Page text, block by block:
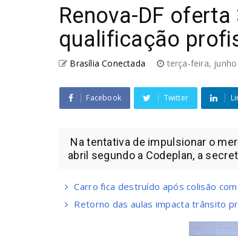
Renova-DF
qualificação
Brasília Conectada terça-feira, junho
Facebook Twitter
Na tentativa de impulsionar o
abril segundo a Codeplan, a
Carro fica destruído após colisão
Retorno das aulas impacta trânsito